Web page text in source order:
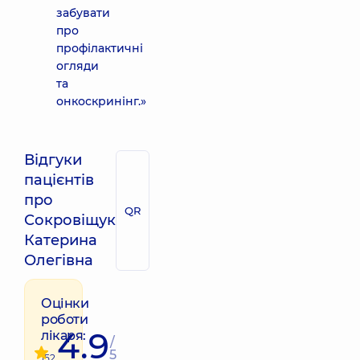
забувати
про
профілактичні
огляди
та
онкоскринінг.»
Відгуки
пацієнтів
про
Сокровіщук
Катерина
Олегівна
QR
Оцінки
роботи
лікаря:
4.9/
5